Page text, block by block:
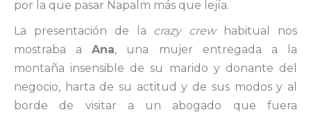
por la que pasar Napalm más que lejía.
La presentación de la crazy crewhabitual nos
mostraba aAna, una mujer entregada a la
montaña insensible de su marido y donante del
negocio, harta de su actitud y de sus modos y al
borde de visitar a un abogado que fuera